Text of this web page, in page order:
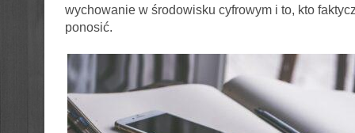
wychowanie w środowisku cyfrowym i to, kto
ponosić.